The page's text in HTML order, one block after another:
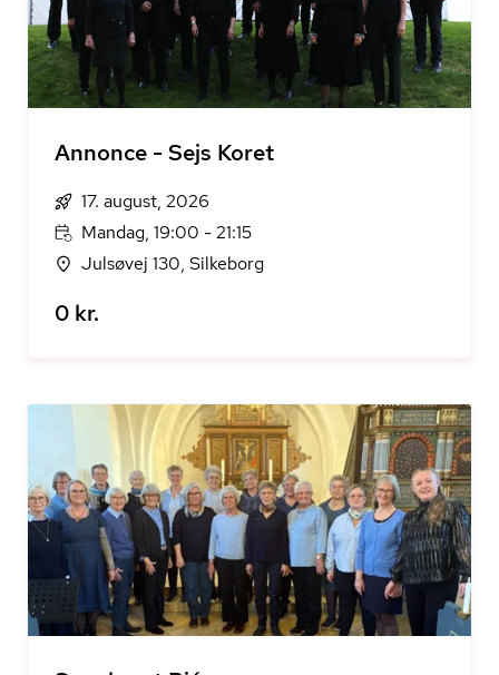
Annonce - Sejs Koret
17. august, 2026
Mandag, 19:00 - 21:15
Julsøvej 130, Silkeborg
0 kr.